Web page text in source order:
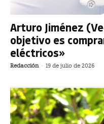
Arturo Jiménez
objetivo es
eléctricos»
Redacción - 19 de julio de 2026